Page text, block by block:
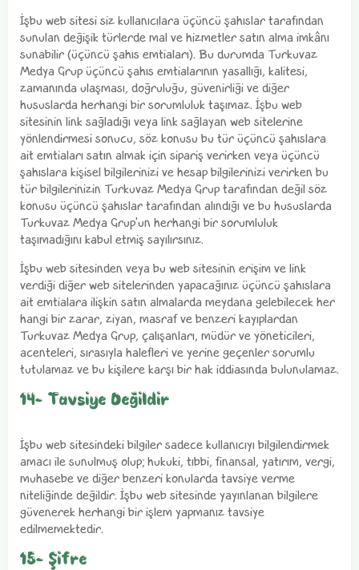
İşbu web sitesi siz kullanıcılara üçüncü şahıslar tarafından
sunulan değişik türlerde mal ve hizmetler satın alma imkânı
sunabilir (üçüncü şahıs emtiaları). Bu durumda Turkuvaz
Medya Grup üçüncü şahıs emtialarının yasallığı, kalitesi,
zamanında ulaşması, doğruluğu, güvenirliği ve diğer
hususlarda herhangi bir sorumluluk taşımaz. İşbu web
sitesinin link sağladığı veya link sağlayan web sitelerine
yönlendirmesi sonucu, söz konusu bu tür üçüncü şahıslara
ait emtiaları satın almak için sipariş verirken veya üçüncü
şahıslara kişisel bilgilerinizi ve hesap bilgilerinizi verirken bu
tür bilgilerinizin Turkuvaz Medya Grup tarafından değil söz
konusu üçüncü şahıslar tarafından alındığı ve bu hususlarda
Turkuvaz Medya Grup'un herhangi bir sorumluluk
taşımadığını kabul etmiş sayılırsınız.
İşbu web sitesinden veya bu web sitesinin erişim ve link
verdiği diğer web sitelerinden yapacağınız üçüncü şahıslara
ait emtialara ilişkin satın almalarda meydana gelebilecek her
hangi bir zarar, ziyan, masraf ve benzeri kayıplardan
Turkuvaz Medya Grup, çalışanları, müdür ve yöneticileri,
acenteleri, sırasıyla halefleri ve yerine geçenler sorumlu
tutulamaz ve bu kişilere karşı bir hak iddiasında bulunulamaz.
14- Tavsiye Değildir
İşbu web sitesindeki bilgiler sadece kullanıcıyı bilgilendirmek
amacı ile sunulmuş olup; hukuki, tıbbi, finansal, yatırım, vergi,
muhasebe ve diğer benzeri konularda tavsiye verme
niteliğinde değildir. İşbu web sitesinde yayınlanan bilgilere
güvenerek herhangi bir işlem yapmanız tavsiye
edilmemektedir.
15- Şifre